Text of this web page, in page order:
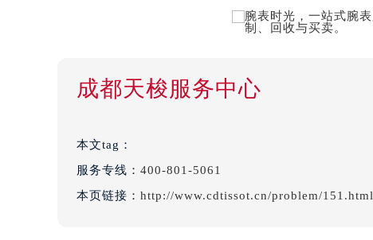
成都天梭服务中心
本文tag：
服务专线： 400-801-5061
本页链接： http://www.cdtissot.cn/problem/151.html